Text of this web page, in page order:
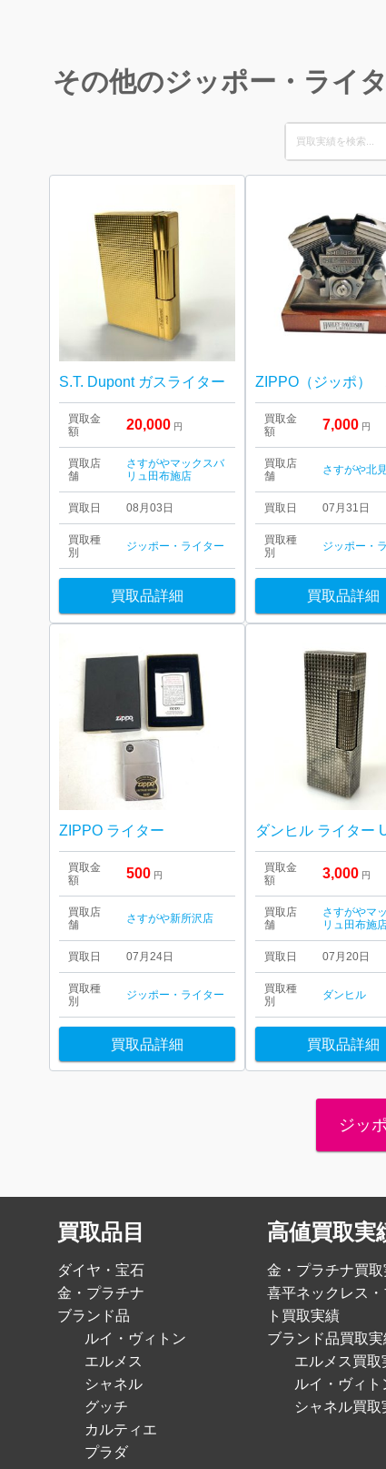
その他のジッポー・ライ
Search
for:
S.T. Dupont ガスライター
買取金
額
20,000 円
買取店
舗
さすがやマックスバ
リュ田布施店
買取日 08月03日
買取種
別
ジッポー・ライター
買取品詳細
買取金
額
7,000 円
買取店
舗
さすがや北
買取日 07月31日
買取種
別
ジッポー・
買取品詳細
ZIPPO ライター
買取金
額
500 円
買取店
舗
さすがや新所沢店
買取日 07月24日
買取種
別
ジッポー・ライター
買取品詳細
買取金
額
3,000 円
買取店
舗
さすがやマ
リュ田布施
買取日 07月20日
買取種
別
ダンヒル
買取品詳細
ジッ
買取品目
ダイヤ・宝石
金・プラチナ
ブランド品
ルイ・ヴィトン
エルメス
シャネル
グッチ
カルティエ
プラダ
高値買取実
金・プラチナ買
喜平ネックレス
ト買取実績
ブランド品買取実
エルメス買取
ルイ・ヴィト
シャネル買取